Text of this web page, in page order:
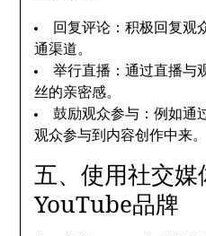
回复评论：积极回复观
通渠道。
举行直播：通过直播与
丝的亲密感。
鼓励观众参与：例如通
观众参与到内容创作中来。
五、使用社交媒
YouTube品牌